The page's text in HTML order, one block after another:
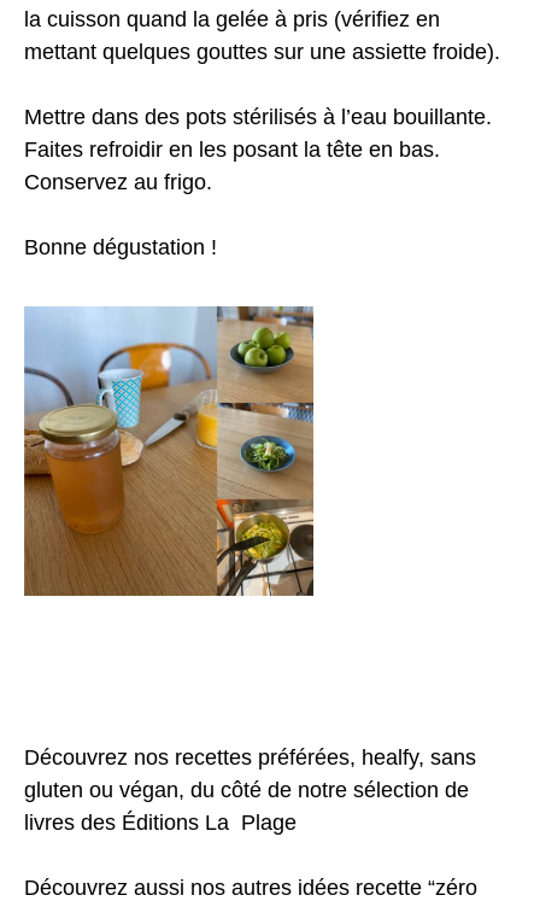
la cuisson quand la gelée à pris (vérifiez en
mettant quelques gouttes sur une assiette froide).
Mettre dans des pots stérilisés à l’eau bouillante.
Faites refroidir en les posant la tête en bas.
Conservez au frigo.
Bonne dégustation !
Découvrez nos recettes préférées, healfy, sans
gluten ou végan, du côté de notre sélection de
livres des Éditions La Plage
Découvrez aussi nos autres idées recette “zéro